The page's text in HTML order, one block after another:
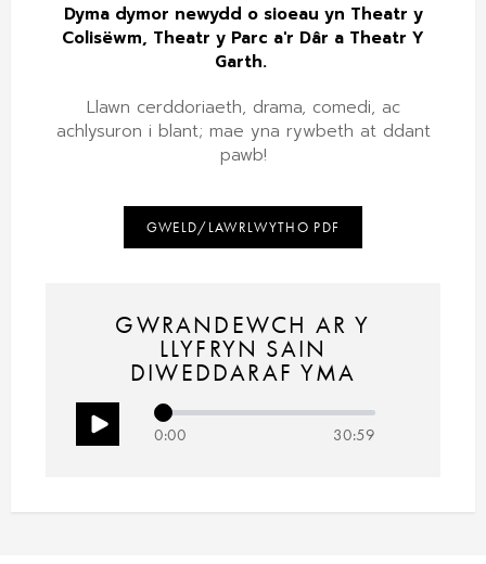
Dyma dymor newydd o sioeau yn Theatr y
Colisëwm, Theatr y Parc a'r Dâr a Theatr Y
Garth.
Llawn cerddoriaeth, drama, comedi, ac
achlysuron i blant; mae yna rywbeth at ddant
pawb!
GWELD/LAWRLWYTHO PDF
GWRANDEWCH AR Y
LLYFRYN SAIN
DIWEDDARAF YMA
0:00 30:59